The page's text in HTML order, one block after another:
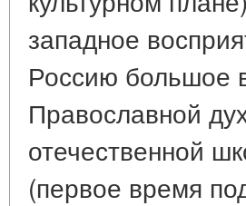
западное
Россию большое
Православной
отечественной
(первое время